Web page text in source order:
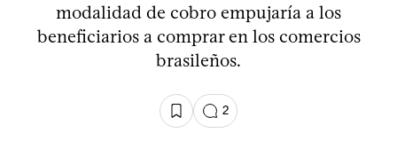
modalidad de cobro empujaría a los
beneficiarios a comprar en los comercios
brasileños.
2